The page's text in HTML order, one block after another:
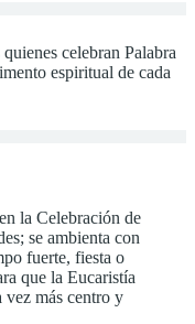
celebran Palabra
espiritual de cada
la Celebración de
se ambienta con
fuerte, fiesta o
que la Eucaristía
vez más centro y